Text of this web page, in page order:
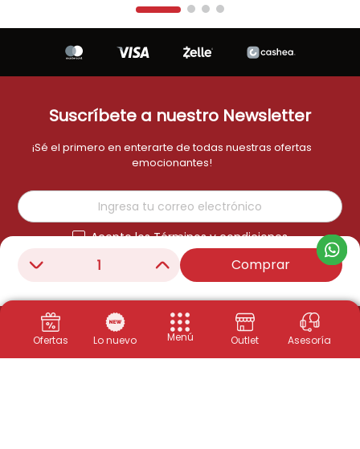
Ofertas Lo nuevo Menú Outlet Asesoría
＋
－ Comprar
Suscríbete a nuestro Newsletter
¡Sé el primero en enterarte de todas nuestras ofertas
emocionantes!
Acepto los Términos y condiciones
Suscribirme